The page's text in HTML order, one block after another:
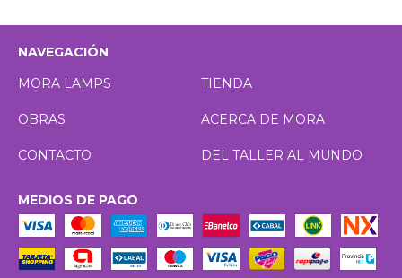
NAVEGACIÓN
MORA LAMPS
TIENDA
OBRAS ACERCA DE MORA
CONTACTO DEL TALLER AL MUNDO
MEDIOS DE PAGO